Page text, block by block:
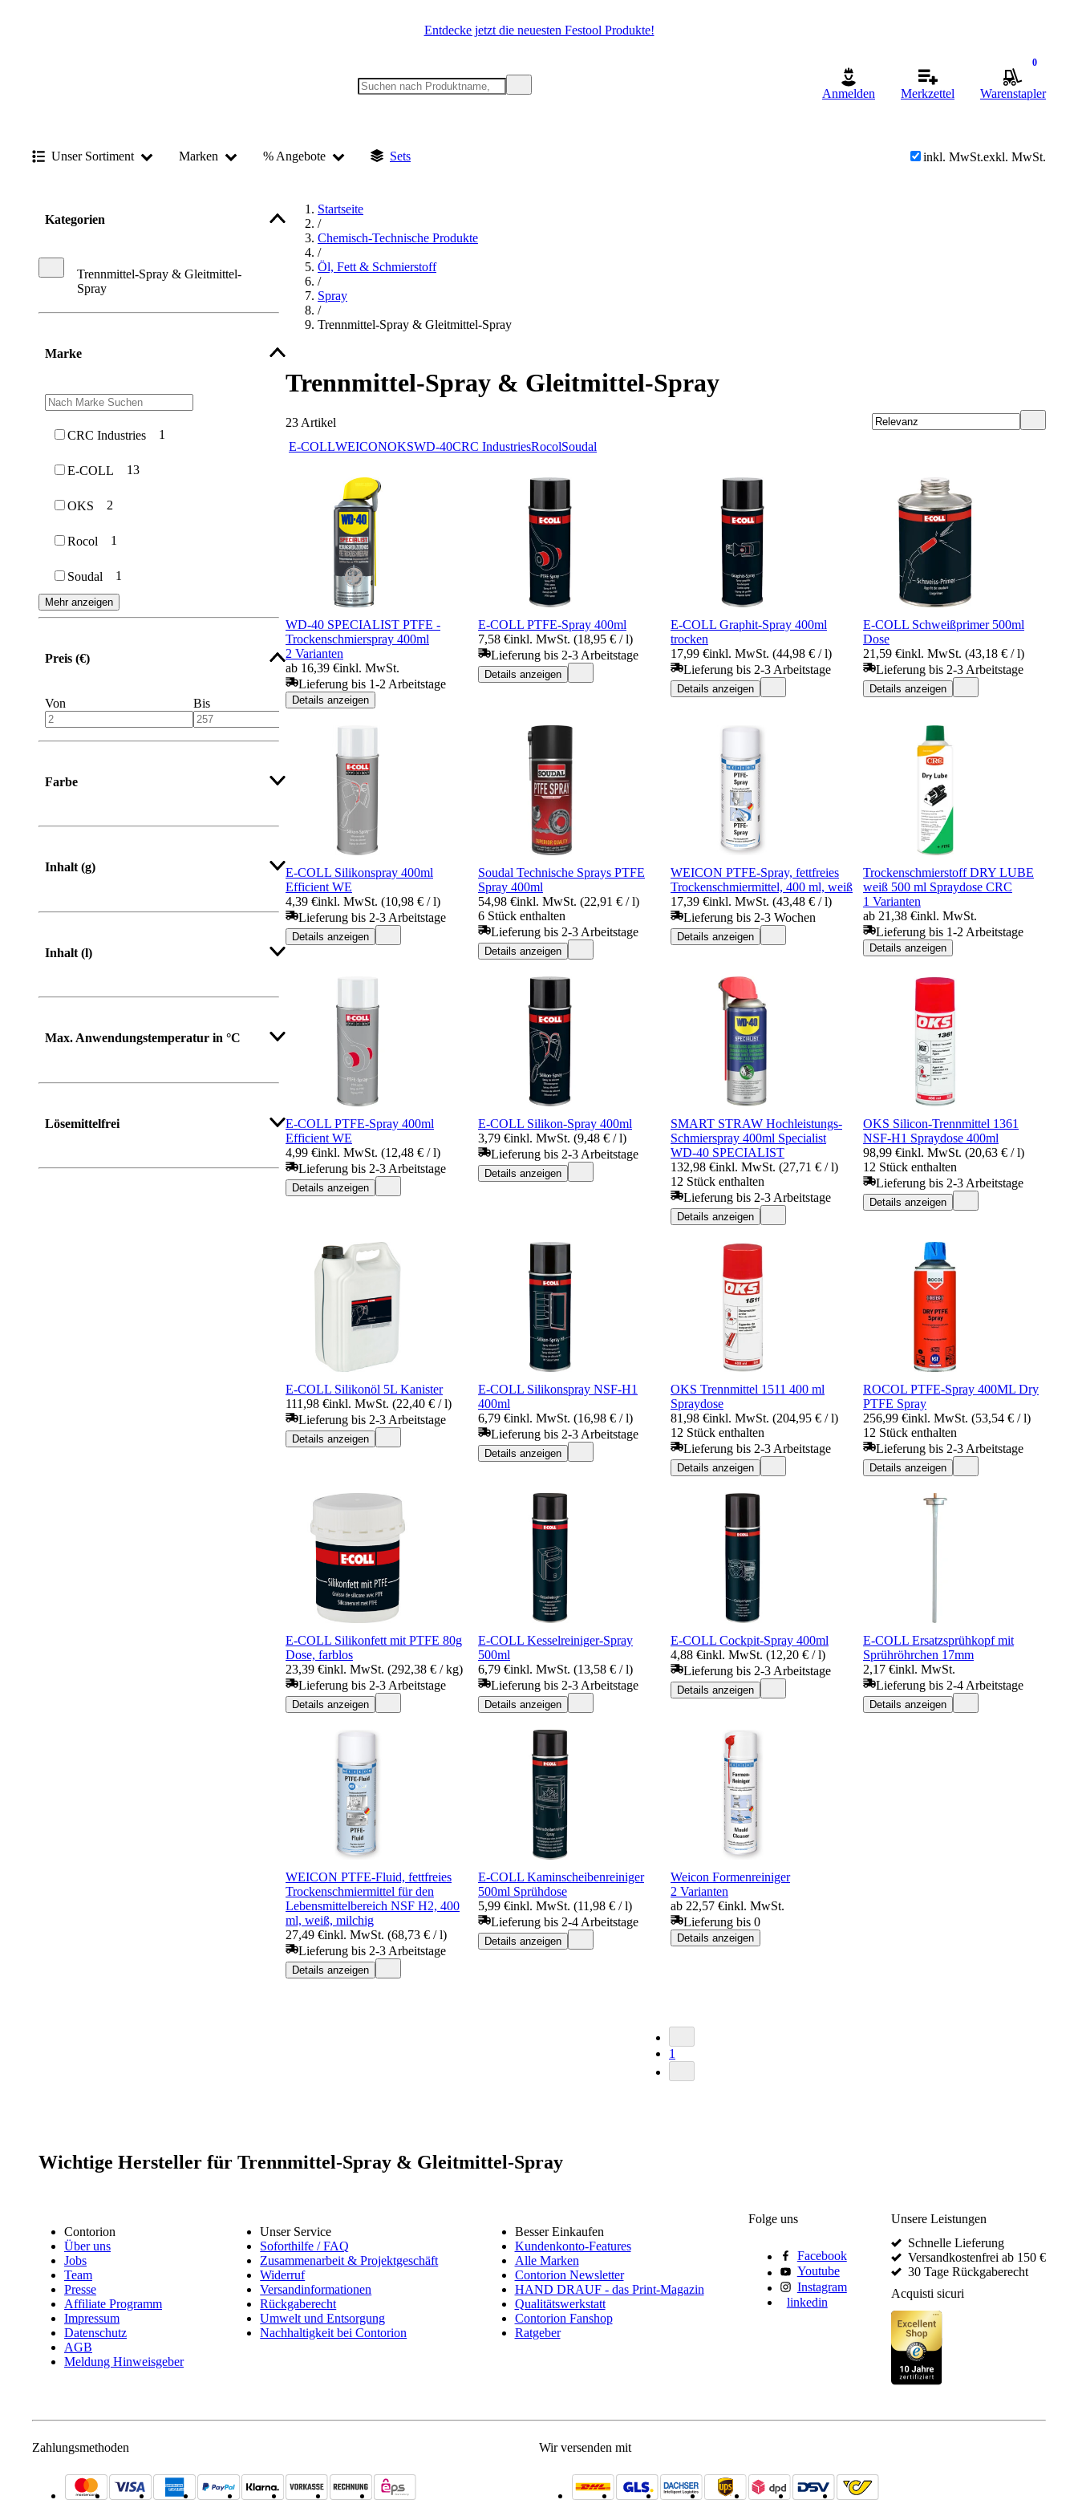
Entdecke jetzt die neuesten Festool Produkte!
Anmelden Merkzettel
0
Warenstapler
Unser Sortiment Marken % Angebote Sets inkl. MwSt.exkl. MwSt.
Kategorien
Trennmittel-Spray & Gleitmittel-
Spray
Marke
CRC Industries 1
E-COLL 13
OKS 2
Rocol 1
Soudal 1
Mehr anzeigen
Preis (€)
Von Bis
Farbe
Inhalt (g)
Inhalt (l)
Max. Anwendungstemperatur in °C
Lösemittelfrei
Startseite
/
Chemisch-Technische Produkte
/
Öl, Fett & Schmierstoff
/
Spray
/
Trennmittel-Spray & Gleitmittel-Spray
Trennmittel-Spray & Gleitmittel-Spray
23 Artikel
E-COLLWEICONOKSWD-40CRC IndustriesRocolSoudal
WD-40 SPECIALIST PTFE -
Trockenschmierspray 400ml
2 Varianten
ab 16,39 €inkl. MwSt.
Lieferung bis 1-2 Arbeitstage
Details anzeigen
E-COLL PTFE-Spray 400ml
7,58 €inkl. MwSt. (18,95 € / l)
Lieferung bis 2-3 Arbeitstage
Details anzeigen
E-COLL Graphit-Spray 400ml
trocken
17,99 €inkl. MwSt. (44,98 € / l)
Lieferung bis 2-3 Arbeitstage
Details anzeigen
E-COLL Schweißprimer 500ml
Dose
21,59 €inkl. MwSt. (43,18 € / l)
Lieferung bis 2-3 Arbeitstage
Details anzeigen
E-COLL Silikonspray 400ml
Efficient WE
4,39 €inkl. MwSt. (10,98 € / l)
Lieferung bis 2-3 Arbeitstage
Details anzeigen
Soudal Technische Sprays PTFE
Spray 400ml
54,98 €inkl. MwSt. (22,91 € / l)
6 Stück enthalten
Lieferung bis 2-3 Arbeitstage
Details anzeigen
WEICON PTFE-Spray, fettfreies
Trockenschmiermittel, 400 ml, weiß
17,39 €inkl. MwSt. (43,48 € / l)
Lieferung bis 2-3 Wochen
Details anzeigen
Trockenschmierstoff DRY LUBE
weiß 500 ml Spraydose CRC
1 Varianten
ab 21,38 €inkl. MwSt.
Lieferung bis 1-2 Arbeitstage
Details anzeigen
E-COLL PTFE-Spray 400ml
Efficient WE
4,99 €inkl. MwSt. (12,48 € / l)
Lieferung bis 2-3 Arbeitstage
Details anzeigen
E-COLL Silikon-Spray 400ml
3,79 €inkl. MwSt. (9,48 € / l)
Lieferung bis 2-3 Arbeitstage
Details anzeigen
SMART STRAW Hochleistungs-
Schmierspray 400ml Specialist
WD-40 SPECIALIST
132,98 €inkl. MwSt. (27,71 € / l)
12 Stück enthalten
Lieferung bis 2-3 Arbeitstage
Details anzeigen
OKS Silicon-Trennmittel 1361
NSF-H1 Spraydose 400ml
98,99 €inkl. MwSt. (20,63 € / l)
12 Stück enthalten
Lieferung bis 2-3 Arbeitstage
Details anzeigen
E-COLL Silikonöl 5L Kanister
111,98 €inkl. MwSt. (22,40 € / l)
Lieferung bis 2-3 Arbeitstage
Details anzeigen
E-COLL Silikonspray NSF-H1
400ml
6,79 €inkl. MwSt. (16,98 € / l)
Lieferung bis 2-3 Arbeitstage
Details anzeigen
OKS Trennmittel 1511 400 ml
Spraydose
81,98 €inkl. MwSt. (204,95 € / l)
12 Stück enthalten
Lieferung bis 2-3 Arbeitstage
Details anzeigen
ROCOL PTFE-Spray 400ML Dry
PTFE Spray
256,99 €inkl. MwSt. (53,54 € / l)
12 Stück enthalten
Lieferung bis 2-3 Arbeitstage
Details anzeigen
E-COLL Silikonfett mit PTFE 80g
Dose, farblos
23,39 €inkl. MwSt. (292,38 € / kg)
Lieferung bis 2-3 Arbeitstage
Details anzeigen
E-COLL Kesselreiniger-Spray
500ml
6,79 €inkl. MwSt. (13,58 € / l)
Lieferung bis 2-3 Arbeitstage
Details anzeigen
E-COLL Cockpit-Spray 400ml
4,88 €inkl. MwSt. (12,20 € / l)
Lieferung bis 2-3 Arbeitstage
Details anzeigen
E-COLL Ersatzsprühkopf mit
Sprühröhrchen 17mm
2,17 €inkl. MwSt.
Lieferung bis 2-4 Arbeitstage
Details anzeigen
WEICON PTFE-Fluid, fettfreies
Trockenschmiermittel für den
Lebensmittelbereich NSF H2, 400
ml, weiß, milchig
27,49 €inkl. MwSt. (68,73 € / l)
Lieferung bis 2-3 Arbeitstage
Details anzeigen
E-COLL Kaminscheibenreiniger
500ml Sprühdose
5,99 €inkl. MwSt. (11,98 € / l)
Lieferung bis 2-4 Arbeitstage
Details anzeigen
Weicon Formenreiniger
2 Varianten
ab 22,57 €inkl. MwSt.
Lieferung bis 0
Details anzeigen
1
Wichtige Hersteller für Trennmittel-Spray & Gleitmittel-Spray
Contorion
Über uns
Jobs
Team
Presse
Affiliate Programm
Impressum
Datenschutz
AGB
Meldung Hinweisgeber
Unser Service
Soforthilfe / FAQ
Zusammenarbeit & Projektgeschäft
Widerruf
Versandinformationen
Rückgaberecht
Umwelt und Entsorgung
Nachhaltigkeit bei Contorion
Besser Einkaufen
Kundenkonto-Features
Alle Marken
Contorion Newsletter
HAND DRAUF - das Print-Magazin
Qualitätswerkstatt
Contorion Fanshop
Ratgeber
Folge uns
Facebook
Youtube
Instagram
linkedin
Unsere Leistungen
Schnelle Lieferung
Versandkostenfrei ab 150 €
30 Tage Rückgaberecht
Acquisti sicuri
Zahlungsmethoden Wir versenden mit